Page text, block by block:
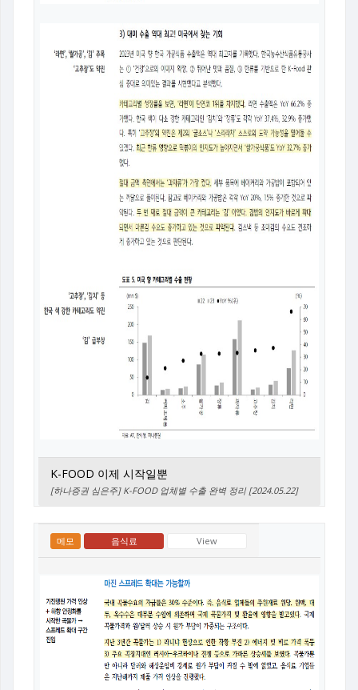
K-FOOD 이제 시작일뿐
[하나증권 심은주] K-FOOD 업체별 수출 완벽 정리 [2024.05.22]
메모 음식료 View